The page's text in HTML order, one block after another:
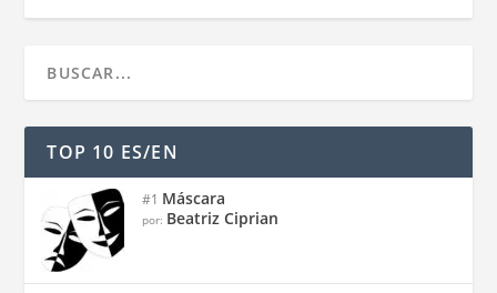
TOP 10 ES/EN
#1 Máscara
por: Beatriz Ciprian